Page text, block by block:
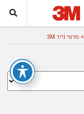
> סרטי נייר 3M